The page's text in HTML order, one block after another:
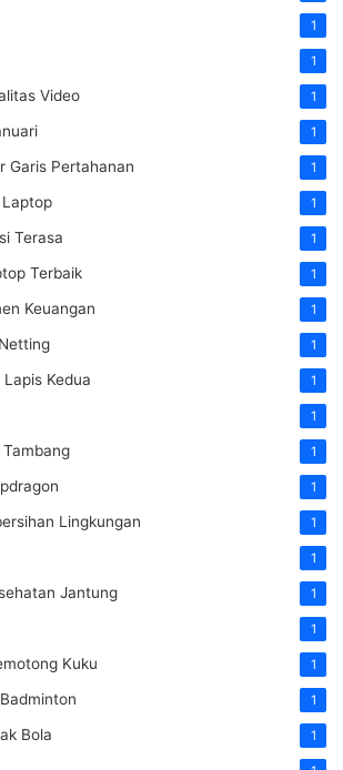
1
1
Video 1
1
Garis Pertahanan 1
Laptop 1
Terasa 1
Terbaik 1
Keuangan 1
1
Kedua 1
1
1
1
Lingkungan 1
1
Jantung 1
1
Kuku 1
1
Bola 1